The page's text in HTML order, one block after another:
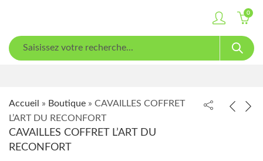
0
Accueil » Boutique » CAVAILLES COFFRET
L’ART DU RECONFORT
CAVAILLES COFFRET L’ART DU
RECONFORT